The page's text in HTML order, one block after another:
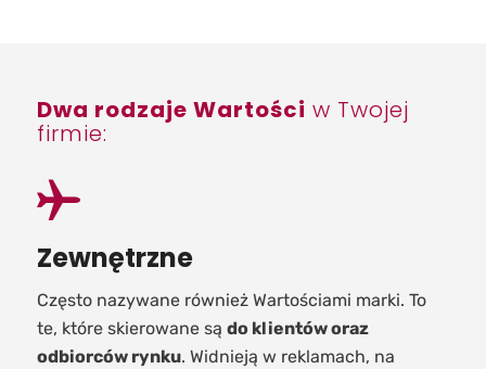
Dwa rodzaje Wartości w Twojej
firmie:
Zewnętrzne
Często nazywane również Wartościami marki. To
te, które skierowane są do klientów oraz
odbiorców rynku. Widnieją w reklamach, na